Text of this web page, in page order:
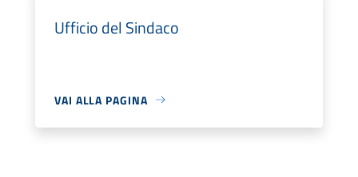
Ufficio del Sindaco
VAI ALLA PAGINA